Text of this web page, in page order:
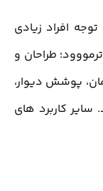
افراد زیادی
طراحان و
پوشش دیوار،
کاربرد های